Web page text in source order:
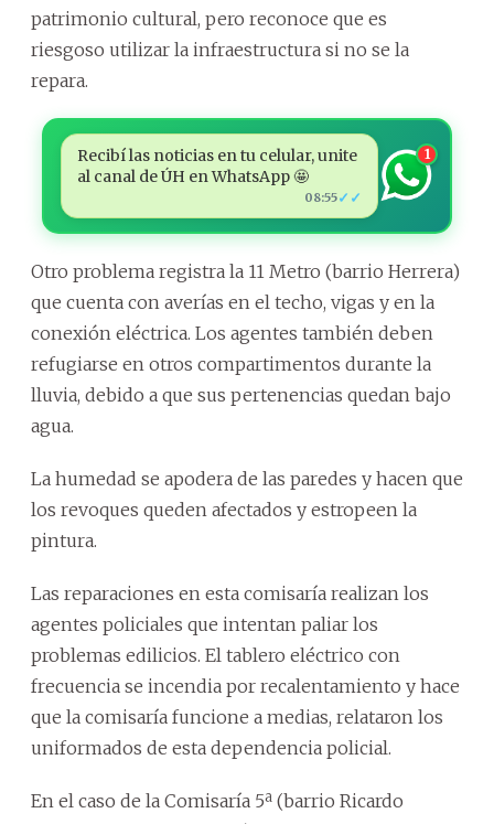
patrimonio cultural, pero reconoce que es
riesgoso utilizar la infraestructura si no se la
repara.
Recibí las noticias en tu celular, unite
al canal de ÚH en WhatsApp 🤩
08:55✓✓
1
Otro problema registra la 11 Metro (barrio Herrera)
que cuenta con averías en el techo, vigas y en la
conexión eléctrica. Los agentes también deben
refugiarse en otros compartimentos durante la
lluvia, debido a que sus pertenencias quedan bajo
agua.
La humedad se apodera de las paredes y hacen que
los revoques queden afectados y estropeen la
pintura.
Las reparaciones en esta comisaría realizan los
agentes policiales que intentan paliar los
problemas edilicios. El tablero eléctrico con
frecuencia se incendia por recalentamiento y hace
que la comisaría funcione a medias, relataron los
uniformados de esta dependencia policial.
En el caso de la Comisaría 5ª (barrio Ricardo